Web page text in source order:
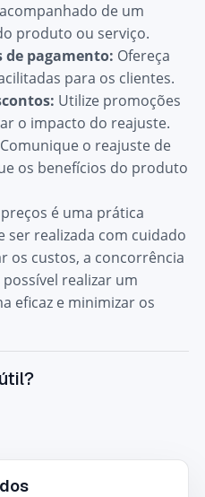
de um
produto ou serviço.
de pagamento: Ofereça
para os clientes.
Utilize promoções
o impacto do reajuste.
Comunique o reajuste de
os benefícios do produto
é uma prática
ser realizada com cuidado
os custos, a concorrência
realizar um
eficaz e minimizar os